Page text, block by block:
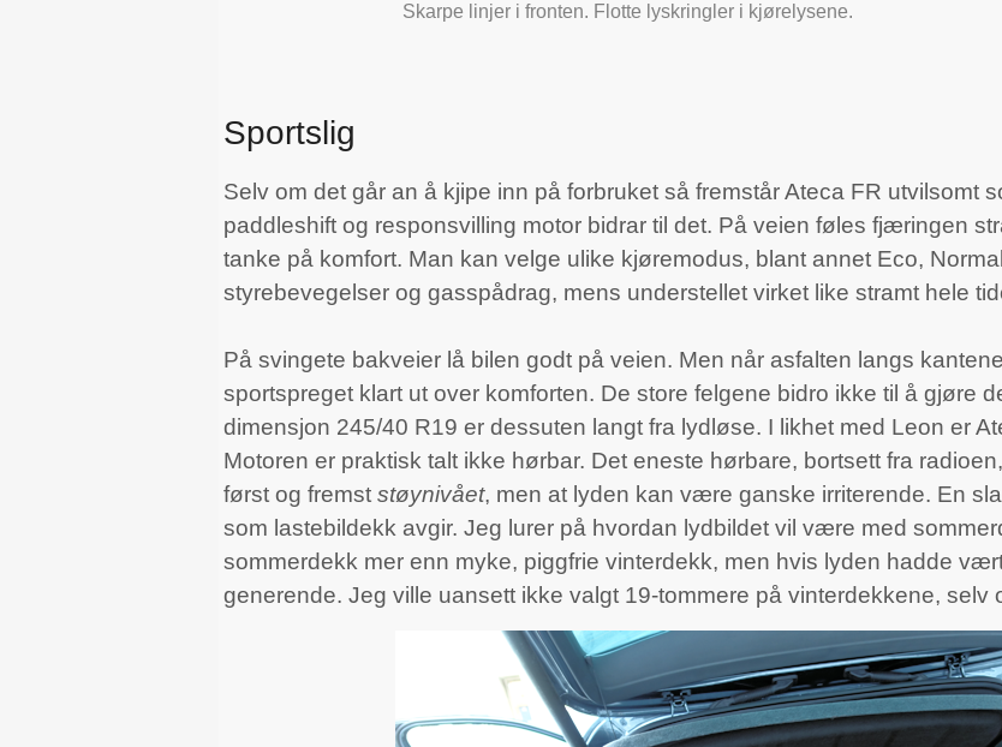
Skarpe linjer i fronten. Flotte lyskringler i kjørelysene.
Sportslig
Selv om det går an å kjipe inn på forbruket så fremstår Ateca FR utvilsomt
paddleshift og responsvilling motor bidrar til det. På veien føles fjæringen
tanke på komfort. Man kan velge ulike kjøremodus, blant annet Eco,
styrebevegelser og gasspådrag, mens understellet virket like stramt hele
På svingete bakveier lå bilen godt på veien. Men når asfalten langs
sportspreget klart ut over komforten. De store felgene bidro ikke til å gjøre
dimensjon 245/40 R19 er dessuten langt fra lydløse. I likhet med Leon er
Motoren er praktisk talt ikke hørbar. Det eneste hørbare, bortsett fra
først og fremst støynivået, men at lyden kan være ganske irriterende. En
som lastebildekk avgir. Jeg lurer på hvordan lydbildet vil være med
sommerdekk mer enn myke, piggfrie vinterdekk, men hvis lyden hadde
generende. Jeg ville uansett ikke valgt 19-tommere på vinterdekkene, selv